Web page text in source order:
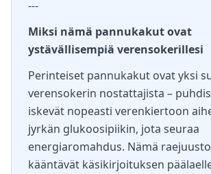
---
Miksi nämä pannukakut ovat
ystävällisempiä verensokerillesi
Perinteiset pannukakut ovat yksi
verensokerin nostattajista –
iskevät nopeasti verenkiertoon
jyrkän glukoosipiikin, jota seuraa
energiaromahdus. Nämä
kääntävät käsikirjoituksen